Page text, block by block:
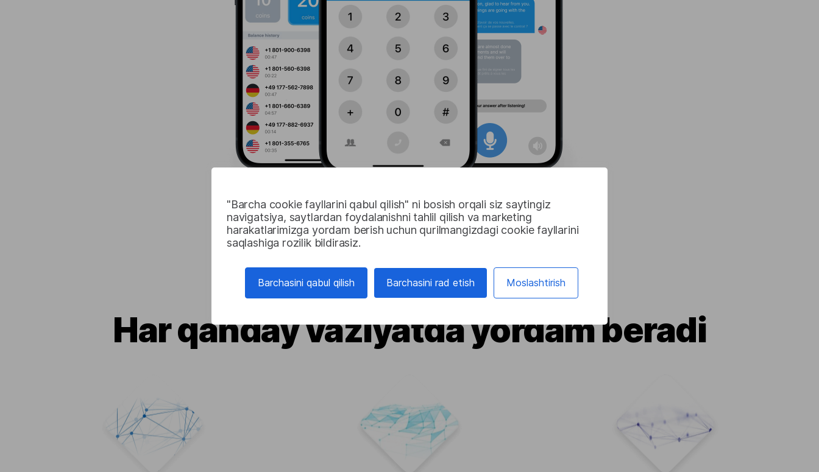
"Barcha cookie fayllarini qabul qilish" ni bosish orqali siz saytingiz
navigatsiya, saytlardan foydalanishni tahlil qilish va marketing
harakatlarimizga yordam berish uchun qurilmangizdagi cookie fayllarini
saqlashiga rozilik bildirasiz.
Barchasini qabul qilish Barchasini rad etish Moslashtirish
Har qanday vaziyatda yordam beradi